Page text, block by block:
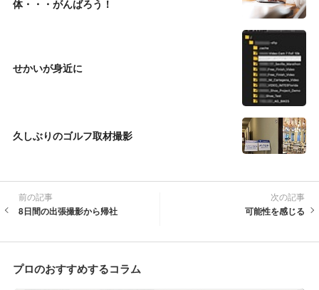
体・・・がんばろう！
せかいが身近に
久しぶりのゴルフ取材撮影
前の記事
8日間の出張撮影から帰社
次の記事
可能性を感じる
プロのおすすめするコラム